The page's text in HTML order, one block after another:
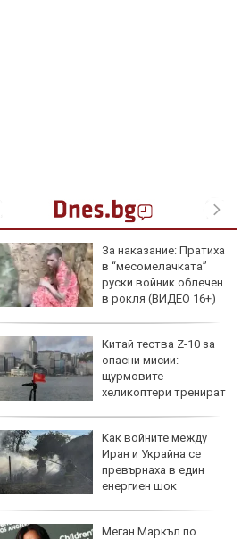
За наказание: Пратиха
в “месомелачката”
руски войник облечен
в рокля (ВИДЕО 16+)
Китай тества Z-10 за
опасни мисии:
щурмовите
хеликоптери тренират
Как войните между
Иран и Украйна се
превърнаха в един
енергиен шок
Меган Маркъл по